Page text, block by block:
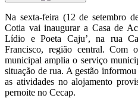
Na sexta-feira (12 de setembro
Cotia vai inaugurar a Casa de
Lídio e Poeta Caju’, na rua
Francisco, região central. Com
municipal amplia o serviço
situação de rua. A gestão
as atividades no alojamento
pernoite no Cecap.